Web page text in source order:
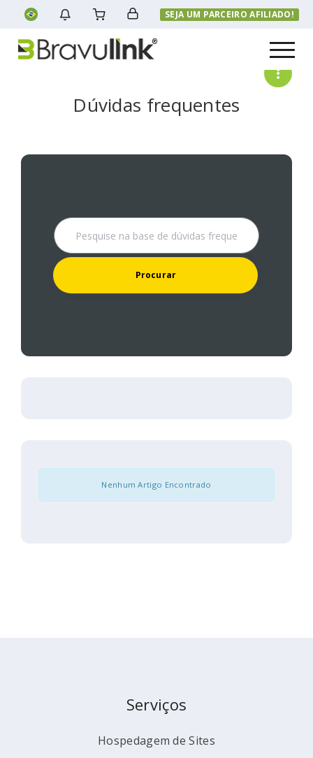
SEJA UM PARCEIRO AFILIADO!
Menu
Dúvidas frequentes
Nenhum Artigo Encontrado
Serviços
Hospedagem de Sites